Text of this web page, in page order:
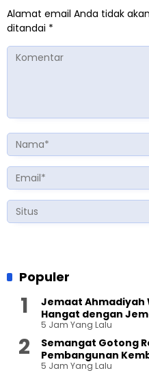
Alamat email Anda tidak
ditandai *
Populer
Jemaat Ahmadiyah
Hangat dengan
5 Jam Yang Lalu
Semangat Gotong
Pembangunan
Ahmadiyah Sukapura
5 Jam Yang Lalu